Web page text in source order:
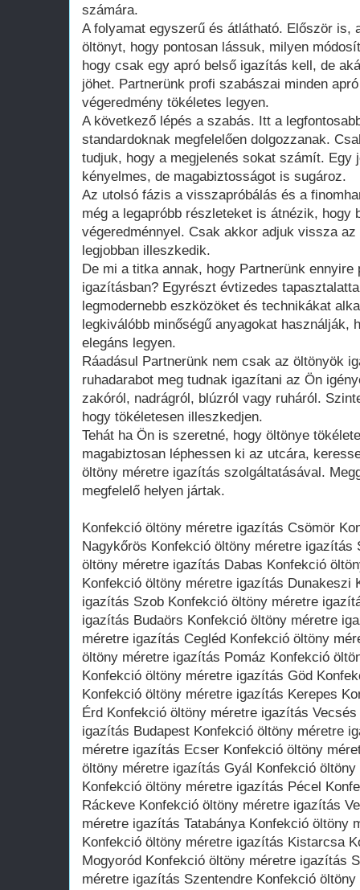
számára.
A folyamat egyszerű és átlátható. Először is,
öltönyt, hogy pontosan lássuk, milyen
hogy csak egy apró belső igazítás kell, de
jöhet. Partnerünk profi szabászai minden
végeredmény tökéletes legyen.
A következő lépés a szabás. Itt a
standardoknak megfelelően dolgozzanak.
tudjuk, hogy a megjelenés sokat számít. Egy
kényelmes, de magabiztosságot is sugároz.
Az utolsó fázis a visszapróbálás és a
még a legapróbb részleteket is átnézik, hogy
végeredménnyel. Csak akkor adjuk vissza
legjobban illeszkedik.
De mi a titka annak, hogy Partnerünk
igazításban? Egyrészt évtizedes
legmodernebb eszközöket és technikákat
legkiválóbb minőségű anyagokat használják,
elegáns legyen.
Ráadásul Partnerünk nem csak az öltönyök
ruhadarabot meg tudnak igazítani az Ön
zakóról, nadrágról, blúzról vagy ruháról.
hogy tökéletesen illeszkedjen.
Tehát ha Ön is szeretné, hogy öltönye
magabiztosan léphessen ki az utcára,
öltöny méretre igazítás szolgáltatásával.
megfelelő helyen jártak.
Konfekció öltöny méretre igazítás Csömör
Nagykőrös Konfekció öltöny méretre igazítás
öltöny méretre igazítás Dabas Konfekció
Konfekció öltöny méretre igazítás Dunakeszi
igazítás Szob Konfekció öltöny méretre
igazítás Budaörs Konfekció öltöny méretre
méretre igazítás Cegléd Konfekció öltöny
öltöny méretre igazítás Pomáz Konfekció
Konfekció öltöny méretre igazítás Göd
Konfekció öltöny méretre igazítás Kerepes
Érd Konfekció öltöny méretre igazítás
igazítás Budapest Konfekció öltöny méretre
méretre igazítás Ecser Konfekció öltöny
öltöny méretre igazítás Gyál Konfekció
Konfekció öltöny méretre igazítás Pécel
Ráckeve Konfekció öltöny méretre igazítás
méretre igazítás Tatabánya Konfekció öltöny
Konfekció öltöny méretre igazítás Kistarcsa
Mogyoród Konfekció öltöny méretre igazítás
méretre igazítás Szentendre Konfekció